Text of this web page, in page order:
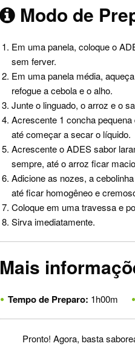
Modo de
Em uma panela, coloque o
sem ferver.
Em uma panela média,
refogue a cebola e o alho.
Junte o linguado, o arroz e o
Acrescente 1 concha
até começar a secar o líquido.
Acrescente o ADES sabor
sempre, até o arroz ficar
Adicione as nozes, a
até ficar homogêneo e
Coloque em uma travessa e
Sirva imediatamente.
Mais
Tempo de Preparo: 1h00m
Pronto! Agora, basta